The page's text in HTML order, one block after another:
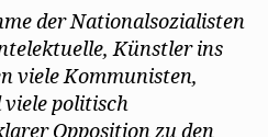
Becher
berichtet
von
seinem
Paris-
Aufenthalt
der Nationalsozialisten
Künstler ins
viele Kommunisten,
politisch
Opposition zu den